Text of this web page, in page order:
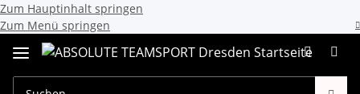
Zum Hauptinhalt springen
Zum Menü springen